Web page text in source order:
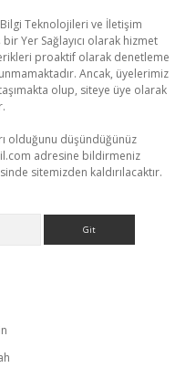
Bilgi Teknolojileri ve İletişim
Yer Sağlayıcı olarak hizmet
proaktif olarak denetleme
Ancak, üyelerimiz
olup, siteye üye olarak
olduğunu düşündüğünüz
adresine bildirmeniz
sitemizden kaldırılacaktır.